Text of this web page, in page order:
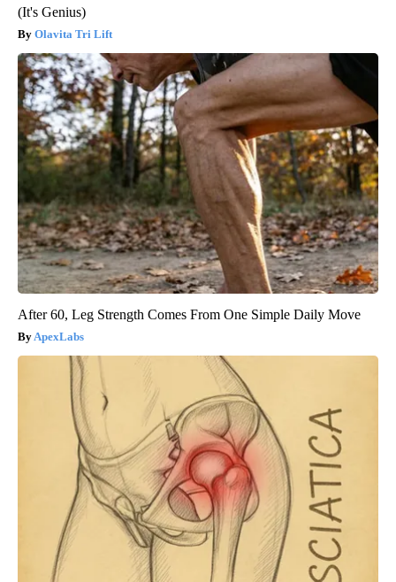
(It's Genius)
Olavita Tri Lift
After 60, Leg Strength Comes From One Simple Daily Move
ApexLabs